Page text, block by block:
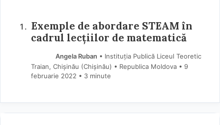
Exemple de abordare STEAM în
cadrul lecțiilor de matematică
Angela Ruban • Instituția Publică Liceul Teoretic
Traian, Chișinău (Chişinău) • Republica Moldova
9
februarie 2022 • 3 minute